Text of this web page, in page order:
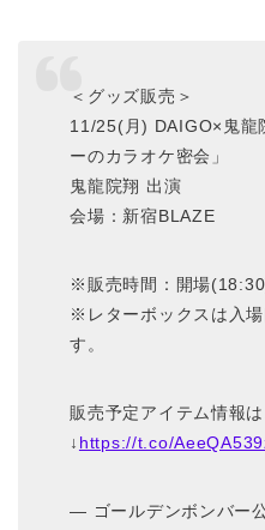
＜グッズ販売＞
11/25(月) DAIGO×鬼龍
ーのカラオケ密会」
鬼龍院翔 出演
会場：新宿BLAZE
※販売時間：開場
※レターボックスは入
す。
販売予定アイテム情報
↓ https://t.co/
— ゴールデンボンバー